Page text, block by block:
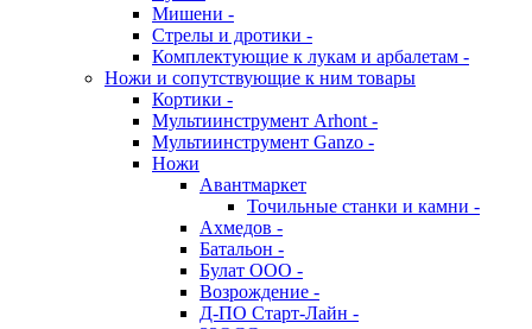
Мишени -
Стрелы и дротики -
Комплектующие к лукам и арбалетам -
Ножи и сопутствующие к ним товары
Кортики -
Мультиинструмент Arhont -
Мультиинструмент Ganzo -
Ножи
Авантмаркет
Точильные станки и камни -
Ахмедов -
Батальон -
Булат ООО -
Возрождение -
Д-ПО Старт-Лайн -